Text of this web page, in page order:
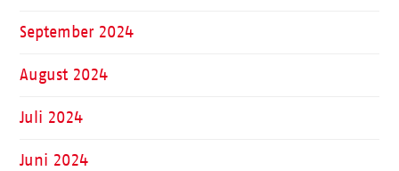
September 2024
August 2024
Juli 2024
Juni 2024